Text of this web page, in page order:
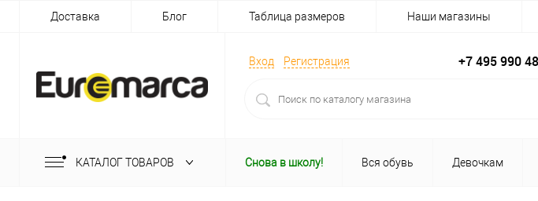
Доставка Блог Таблица размеров Наши магазины
Вход Регистрация +7 495 990
КАТАЛОГ ТОВАРОВ Снова в школу! Вся обувь Девочкам